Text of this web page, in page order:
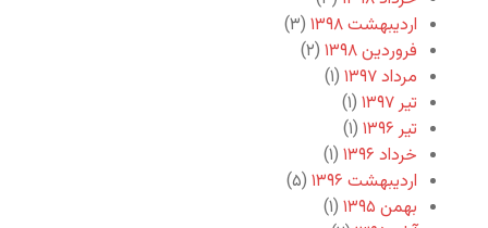
اردیبهشت ۱۳۹۸
(۳)
فروردین ۱۳۹۸
(۲)
مرداد ۱۳۹۷
(۱)
تیر ۱۳۹۷
(۱)
تیر ۱۳۹۶
(۱)
خرداد ۱۳۹۶
(۱)
اردیبهشت ۱۳۹۶
(۵)
بهمن ۱۳۹۵
(۱)